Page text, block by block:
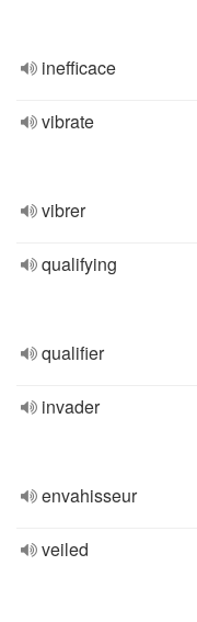
inefficace
vibrate
vibrer
qualifying
qualifier
invader
envahisseur
veiled